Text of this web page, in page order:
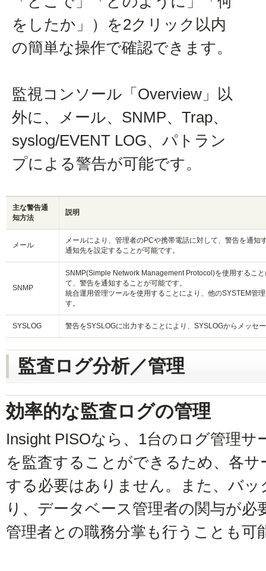
をしたか」）を2クリック以内
の簡単な操作で確認できます。
監視コンソール「Overview」以
外に、メール、SNMP、Trap、
syslog/EVENT LOG、パトラン
プによる警告が可能です。
主な警告通
知方法
説明
メール
メールにより、管理者のPCや携帯電話に対して、警告を通
通知先を設定することが可能です。
SNMP
SNMP(Simple Network Management Protocol)を使用するこ
て、警告を通知することが可能です。
統合運用管理ツールを使用することにより、他のSYSTEM管
す。
SYSLOG 警告をSYSLOGに出力することにより、SYSLOGからメッセ
監査ログ分析／管理
効率的な監査ログの管理
Insight PISOなら、1台のログ管理
を監査することができるため、各
する必要はありません。また、バ
り、データベース管理者の関与が
管理者との職務分掌も行うことも可